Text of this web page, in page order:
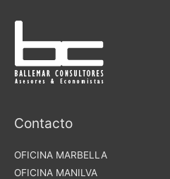
Contacto
OFICINA MARBELLA
OFICINA MANILVA